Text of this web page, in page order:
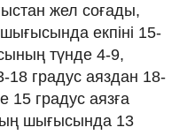
жел соғады,
екпіні 15-
түнде 4-9,
градус аяздан 18-
15 градус аязға
шығысында 13